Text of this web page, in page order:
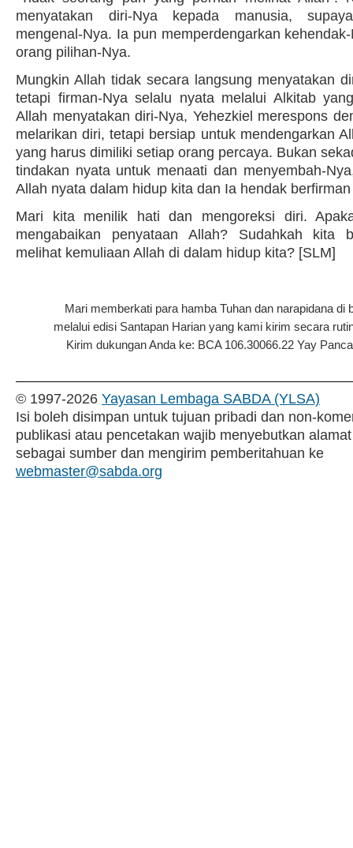
menyatakan diri-Nya kepada manusia,
mengenal-Nya. Ia pun memperdengarkan
orang pilihan-Nya.
Mungkin Allah tidak secara langsung menyatakan
tetapi firman-Nya selalu nyata melalui Alkitab
Allah menyatakan diri-Nya, Yehezkiel merespons
melarikan diri, tetapi bersiap untuk mendengarkan
yang harus dimiliki setiap orang percaya. Bukan
tindakan nyata untuk menaati dan menyembah-
Allah nyata dalam hidup kita dan Ia hendak
Mari kita menilik hati dan mengoreksi diri.
mengabaikan penyataan Allah? Sudahkah kita
melihat kemuliaan Allah di dalam hidup kita? [SLM]
Mari memberkati para hamba Tuhan dan narapidana di
melalui edisi Santapan Harian yang kami kirim secara
Kirim dukungan Anda ke: BCA 106.30066.22 Yay
© 1997-2026 Yayasan Lembaga SABDA (YLSA)
Isi boleh disimpan untuk tujuan pribadi dan non-
publikasi atau pencetakan wajib menyebutkan
sebagai sumber dan mengirim pemberitahuan ke
webmaster@sabda.org